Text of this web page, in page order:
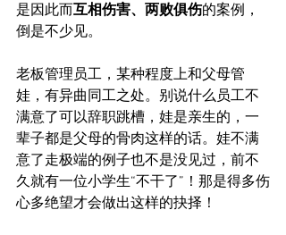
是因此而互相伤害、两败俱伤的案例，
倒是不少见。
老板管理员工，某种程度上和父母管
娃，有异曲同工之处。别说什么员工不
满意了可以辞职跳槽，娃是亲生的，一
辈子都是父母的骨肉这样的话。娃不满
意了走极端的例子也不是没见过，前不
久就有一位小学生“不干了”！那是得多伤
心多绝望才会做出这样的抉择！